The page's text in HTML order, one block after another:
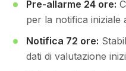
Pre-allarme 24 ore:
per la notifica iniziale
Notifica 72 ore:
dati di valutazione